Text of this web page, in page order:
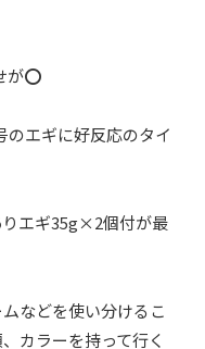
が⭕️
エギに好反応のタイ
エギ35g×2個付が最
などを使い分けるこ
カラーを持って行く